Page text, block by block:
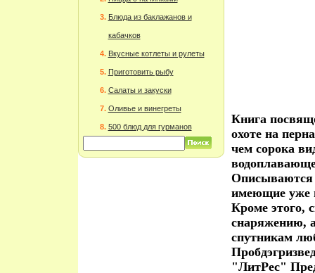
Блюда из баклажанов и
кабачков
Вкусные котлеты и рулеты
Приготовить рыбу
Салаты и закуски
Оливье и винегреты
500 блюд для гурманов
Книга
охоте на
чем сорока
Описываются
имеющие уже
Кроме этого,
снаряжению,
спутникам
"ЛитРес"